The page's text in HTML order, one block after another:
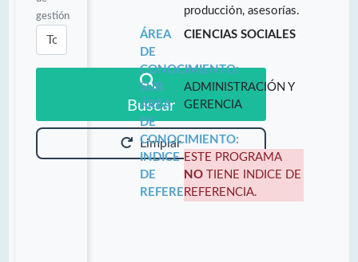
gestión
Buscar
Limpiar
producción, asesorías.
ÁREA
DE
CONOCIMIENTO:
CIENCIAS SOCIALES
SUB
ÁREA
DE
CONOCIMIENTO:
ADMINISTRACIÓN Y
GERENCIA
INDICE
DE
REFERENCIA:
ESTE PROGRAMA
NO TIENE INDICE DE
REFERENCIA.